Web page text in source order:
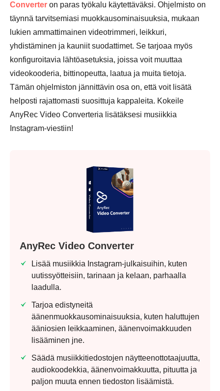
Converter on paras työkalu käytettäväksi. Ohjelmisto on
täynnä tarvitsemiasi muokkausominaisuuksia, mukaan
lukien ammattimainen videotrimmeri, leikkuri,
yhdistäminen ja kauniit suodattimet. Se tarjoaa myös
konfiguroitavia lähtöasetuksia, joissa voit muuttaa
videokooderia, bittinopeutta, laatua ja muita tietoja.
Tämän ohjelmiston jännittävin osa on, että voit lisätä
helposti rajattomasti suosittuja kappaleita. Kokeile
AnyRec Video Converteria lisätäksesi musiikkia
Instagram-viestiin!
AnyRec Video Converter
Lisää musiikkia Instagram-julkaisuihin, kuten
uutissyötteisiin, tarinaan ja kelaan, parhaalla
laadulla.
Tarjoa edistyneitä
äänenmuokkausominaisuuksia, kuten haluttujen
ääniosien leikkaaminen, äänenvoimakkuuden
lisääminen jne.
Säädä musiikkitiedostojen näytteenottotaajuutta,
audiokoodekkia, äänenvoimakkuutta, pituutta ja
paljon muuta ennen tiedoston lisäämistä.